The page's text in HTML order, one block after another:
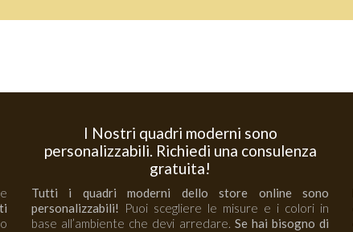
I Nostri quadri moderni sono
personalizzabili. Richiedi una consulenza
gratuita!
Tutti i quadri moderni dello store online sono
personalizzabili! Puoi scegliere le misure e i colori in
base all’ambiente che devi arredare. Se hai bisogno di